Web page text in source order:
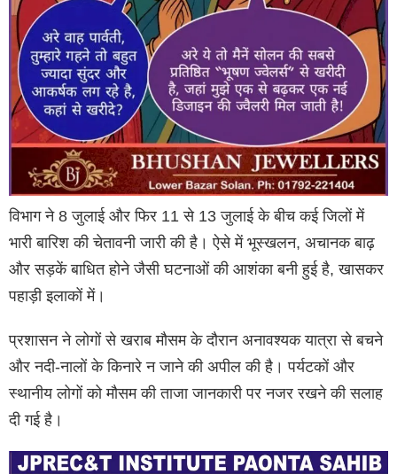
विभाग ने 8 जुलाई और फिर 11 से 13 जुलाई के बीच कई जिलों में
भारी बारिश की चेतावनी जारी की है। ऐसे में भूस्खलन, अचानक बाढ़
और सड़कें बाधित होने जैसी घटनाओं की आशंका बनी हुई है, खासकर
पहाड़ी इलाकों में।
प्रशासन ने लोगों से खराब मौसम के दौरान अनावश्यक यात्रा से बचने
और नदी-नालों के किनारे न जाने की अपील की है। पर्यटकों और
स्थानीय लोगों को मौसम की ताजा जानकारी पर नजर रखने की सलाह
दी गई है।